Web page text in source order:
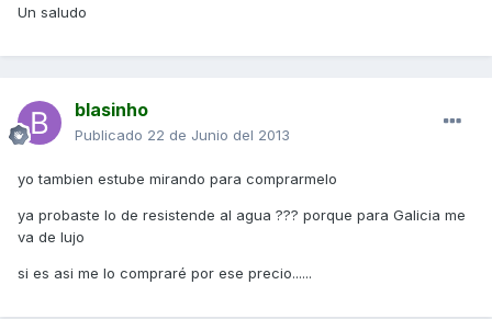
Un saludo
blasinho
Publicado 22 de Junio del 2013
yo tambien estube mirando para comprarmelo
ya probaste lo de resistende al agua ??? porque para Galicia me
va de lujo
si es asi me lo compraré por ese precio......